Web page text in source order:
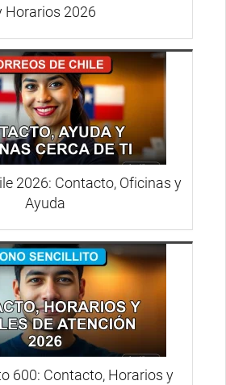
Horarios 2026
2026: Contacto, Oficinas y
Ayuda
600: Contacto, Horarios y